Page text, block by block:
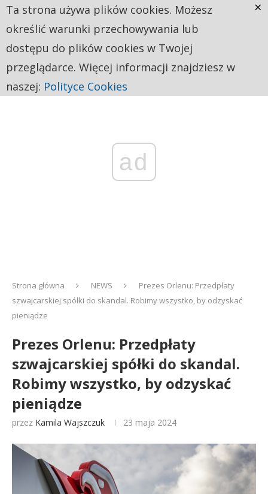
ad
Strona główna NEWS
Prezes Orlenu: Przedpłaty
szwajcarskiej spółki do skandal. Robimy wszystko, by odzyskać
pieniądze
Prezes Orlenu: Przedpłaty
szwajcarskiej spółki do skandal.
Robimy wszystko, by odzyskać
pieniądze
przez Kamila Wajszczuk 23 maja 2024
Ta strona używa plików cookies. Możesz
określić warunki przechowywania lub
dostępu do plików cookies w Twojej
przeglądarce. Więcej informacji znajdziesz w
naszej: Polityce Cookies
×